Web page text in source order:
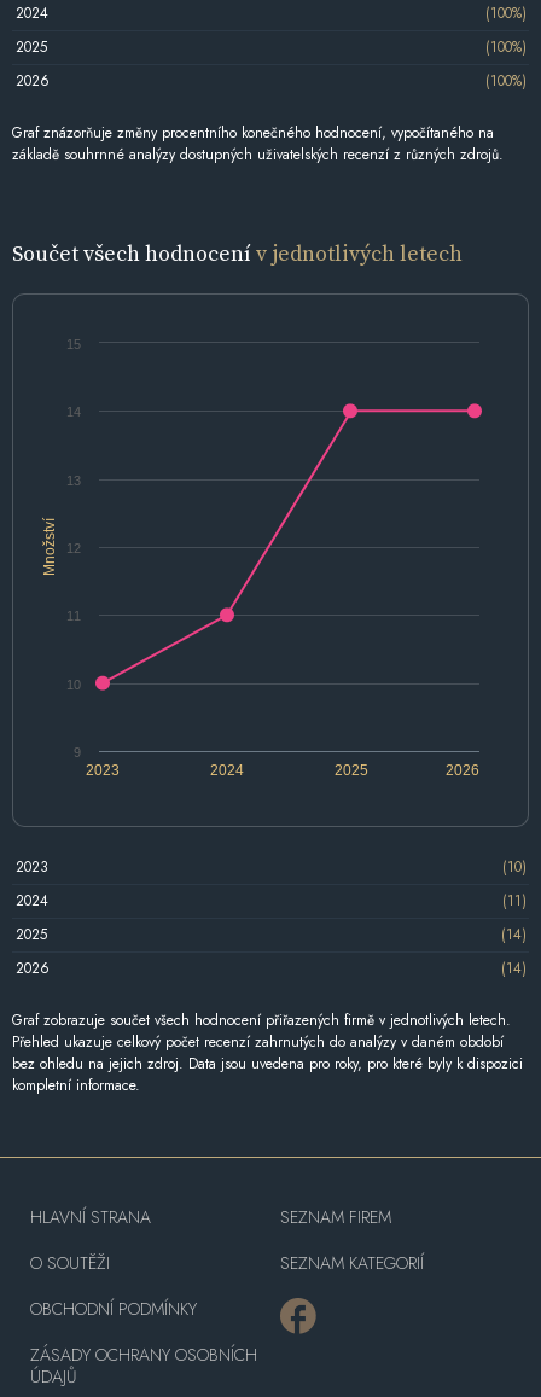
2024
(100%)
2025
(100%)
2026
(100%)
Graf znázorňuje změny procentního konečného hodnocení, vypočítaného na
základě souhrnné analýzy dostupných uživatelských recenzí z různých zdrojů.
Součet všech hodnocenív jednotlivých letech
Množství
2024 2026
2023 2025
9
10
11
12
13
14
15
2023
(10)
2024
(11)
2025
(14)
2026
(14)
Graf zobrazuje součet všech hodnocení přiřazených firmě v jednotlivých letech.
Přehled ukazuje celkový počet recenzí zahrnutých do analýzy v daném období
bez ohledu na jejich zdroj. Data jsou uvedena pro roky, pro které byly k dispozici
kompletní informace.
HLAVNÍ STRANA
O SOUTĚŽI
OBCHODNÍ PODMÍNKY
ZÁSADY OCHRANY OSOBNÍCH
ÚDAJŮ
SEZNAM FIREM
SEZNAM KATEGORIÍ